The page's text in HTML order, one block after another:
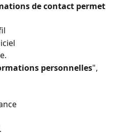
de contact permet
personnelles",